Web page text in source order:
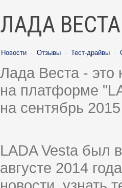
ЛАДА ВЕСТА
Новости · Отзывы · Тест-драйвы ·
Лада Веста -
на платформе
на сентябрь
LADA Vesta был
августе 2014